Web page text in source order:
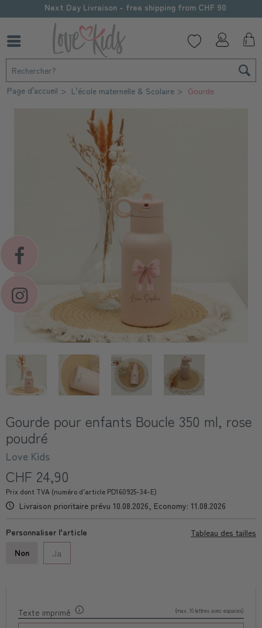
Next Day Livraison - free shipping from CHF 90
Page d'accueil L'école maternelle & Scolaire Gourde
Gourde pour enfants Boucle 350 ml, rose
poudré
Love Kids
CHF 24,90
Prix dont TVA (numéro d’article PD160925-34-E)
Livraison prioritaire prévu 10.08.2026, Economy: 11.08.2026
Tableau des tailles
Personnaliser l'article
Non
Ja
Texte imprimé (max. 10 lettres avec espaces)